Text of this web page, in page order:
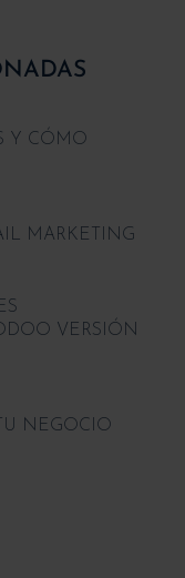
Y CÓMO
MARKETING
VERSIÓN
NEGOCIO